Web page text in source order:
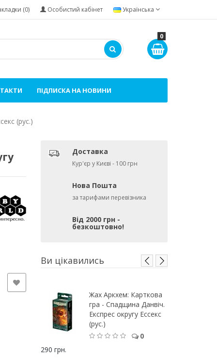
Українська
Особистий кабінет
(0)
0
ПІДПИСКА НА НОВИНИ
(рус.)
Доставка
Кур'єр у Києві - 100 грн
Нова Пошта
за тарифами перевізника
Від 2000 грн -
безкоштовно!
Ви цікавились
Жах Аркхем: Карткова
гра - Спадщина Данвіч.
Експрес округу Ессекс
(рус.)
0
290 грн.